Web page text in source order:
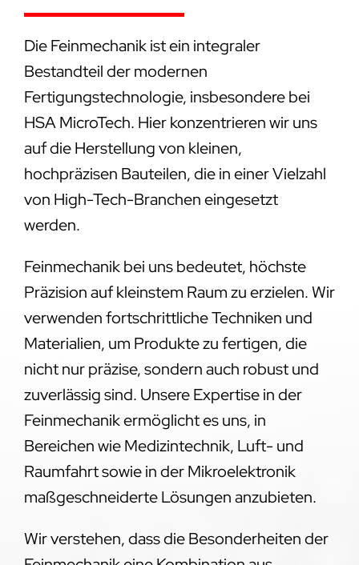
Die Feinmechanik ist ein integraler
Bestandteil der modernen
Fertigungstechnologie, insbesondere bei
HSA MicroTech. Hier konzentrieren wir uns
auf die Herstellung von kleinen,
hochpräzisen Bauteilen, die in einer Vielzahl
von High-Tech-Branchen eingesetzt
werden.
Feinmechanik bei uns bedeutet, höchste
Präzision auf kleinstem Raum zu erzielen. Wir
verwenden fortschrittliche Techniken und
Materialien, um Produkte zu fertigen, die
nicht nur präzise, sondern auch robust und
zuverlässig sind. Unsere Expertise in der
Feinmechanik ermöglicht es uns, in
Bereichen wie Medizintechnik, Luft- und
Raumfahrt sowie in der Mikroelektronik
maßgeschneiderte Lösungen anzubieten.
Wir verstehen, dass die Besonderheiten der